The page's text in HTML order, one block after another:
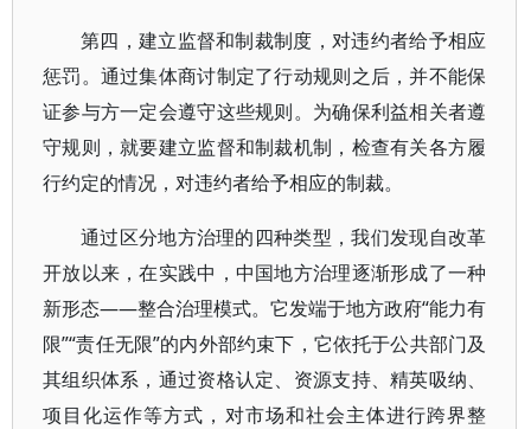
第四，建立监督和制裁制度，对违约者给予相应
惩罚。通过集体商讨制定了行动规则之后，并不能保
证参与方一定会遵守这些规则。为确保利益相关者遵
守规则，就要建立监督和制裁机制，检查有关各方履
行约定的情况，对违约者给予相应的制裁。
通过区分地方治理的四种类型，我们发现自改革
开放以来，在实践中，中国地方治理逐渐形成了一种
新形态——整合治理模式。它发端于地方政府“能力有
限”“责任无限”的内外部约束下，它依托于公共部门及
其组织体系，通过资格认定、资源支持、精英吸纳、
项目化运作等方式，对市场和社会主体进行跨界整